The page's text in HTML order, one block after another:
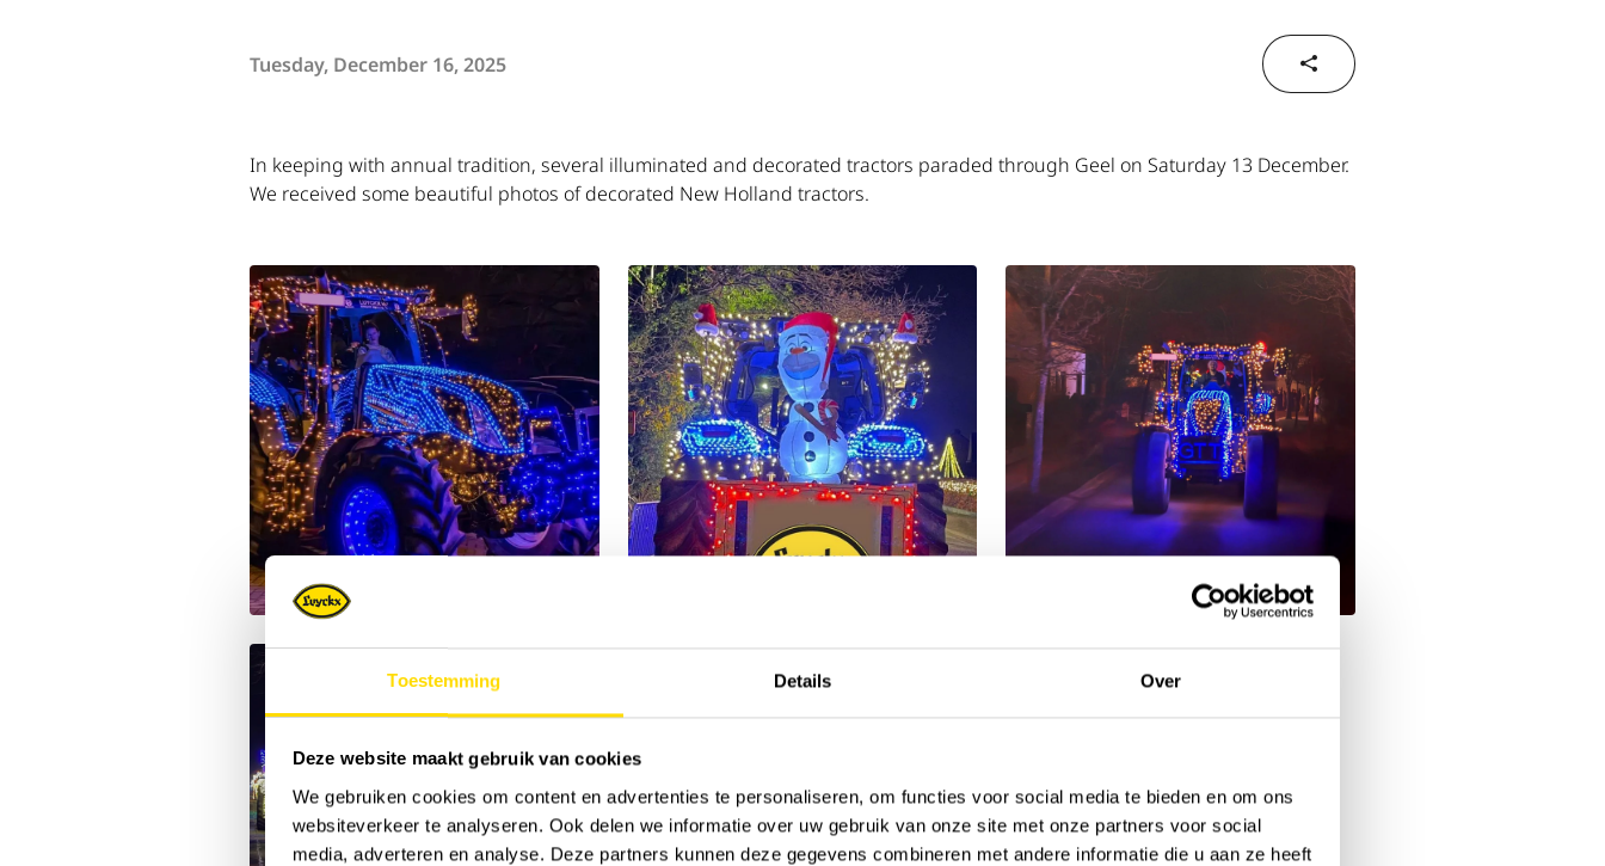
Toestemming Details Over
Deze website maakt gebruik van cookies
We gebruiken cookies om content en advertenties te personaliseren, om functies voor social media te bieden en om ons
websiteverkeer te analyseren. Ook delen we informatie over uw gebruik van onze site met onze partners voor social
media, adverteren en analyse. Deze partners kunnen deze gegevens combineren met andere informatie die u aan ze heeft
Tuesday, December 16, 2025
In keeping with annual tradition, several illuminated and decorated tractors paraded through Geel on Saturday 13 December.
We received some beautiful photos of decorated New Holland tractors.